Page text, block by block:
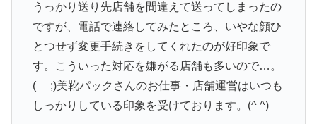
うっかり送り先店舗を間違えて送ってしまったの
ですが、電話で連絡してみたところ、いやな顔ひ
とつせず変更手続きをしてくれたのが好印象で
す。こういった対応を嫌がる店舗も多いので…。
(ｰ ｰ;)美靴パックさんのお仕事・店舗運営はいつも
しっかりしている印象を受けております。(^ ^)